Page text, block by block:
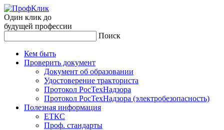
Один клик до
будущей профессии
Поиск
Кем быть
Проверить документ
Документ об образовании
Удостоверение тракториста
Протокол РосТехНадзора
Протокол РосТехНадзора (электробезопасность)
Полезная информация
ЕТКС
Проф. стандарты